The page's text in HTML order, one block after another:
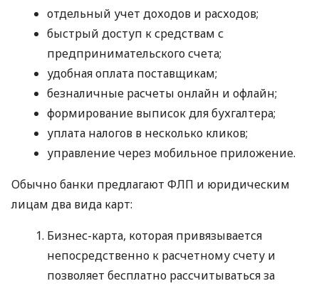
отдельный учет доходов и расходов;
быстрый доступ к средствам с
предпринимательского счета;
удобная оплата поставщикам;
безналичные расчеты онлайн и офлайн;
формирование выписок для бухгалтера;
уплата налогов в несколько кликов;
управление через мобильное приложение.
Обычно банки предлагают ФЛП и юридическим
лицам два вида карт:
Бизнес-карта, которая привязывается
непосредственно к расчетному счету и
позволяет бесплатно рассчитываться за